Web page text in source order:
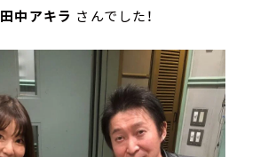
田中アキラ さんでした！